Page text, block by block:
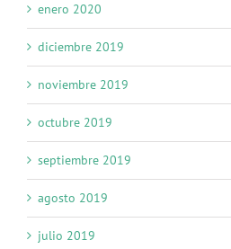
enero 2020
diciembre 2019
noviembre 2019
octubre 2019
septiembre 2019
agosto 2019
julio 2019